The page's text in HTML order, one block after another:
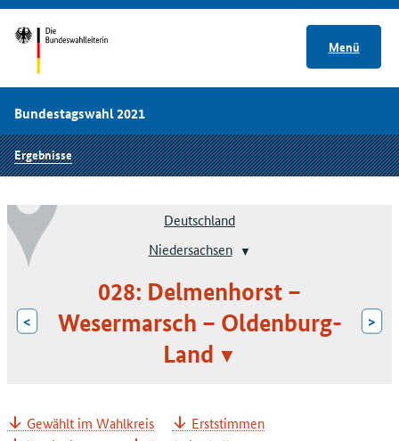
Menü
Bundestagswahl 2021
Ergebnisse
Deutschland
Niedersachsen
<
028: Delmenhorst –
Wesermarsch – Oldenburg-
Land
>
Gewählt im Wahlkreis
Erststimmen